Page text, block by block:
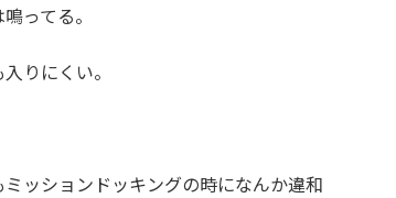
ってる。
りにくい。
ッションドッキングの時になんか違和